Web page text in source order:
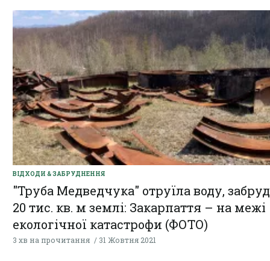
ВІДХОДИ & ЗАБРУДНЕННЯ
"Труба Медведчука" отруїла воду,
20 тис. кв. м землі: Закарпаття – на межі
екологічної катастрофи (ФОТО)
3 хв на прочитання 31 Жовтня 2021